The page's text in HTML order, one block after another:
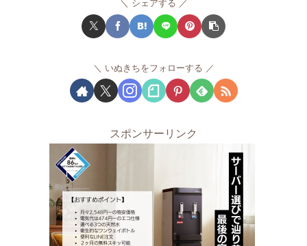
シェアする
いぬきちをフォローする
スポンサーリンク